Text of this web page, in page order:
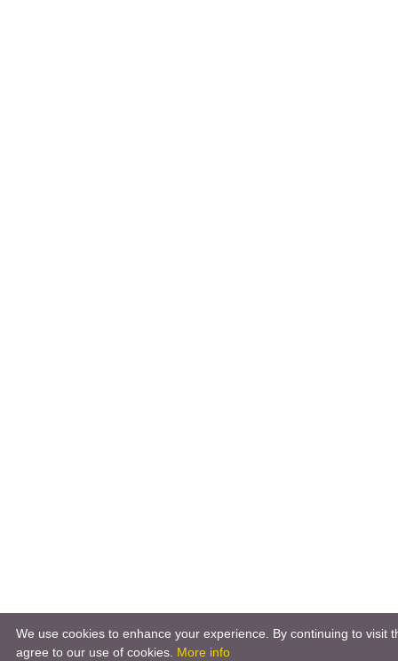
We use cookies to enhance your experience. By continuing to visit
agree to our use of cookies. More info